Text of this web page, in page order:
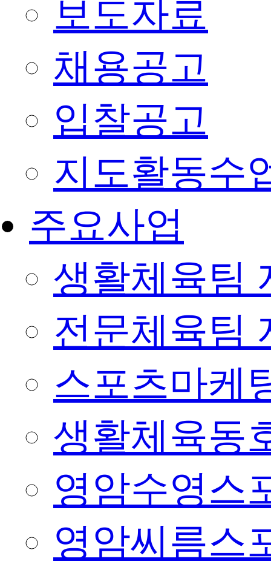
보도자료
채용공고
입찰공고
지도활동수
주요사업
생활체육팀
전문체육팀
스포츠마케
생활체육동
영암수영스
영암씨름스